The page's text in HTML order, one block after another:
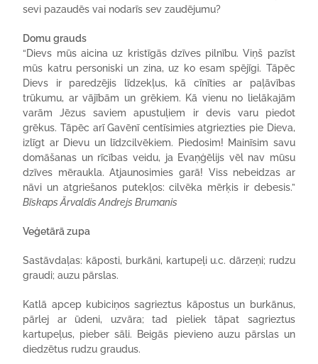
sevi pazaudēs vai nodarīs sev zaudējumu?
Domu grauds
“Dievs mūs aicina uz kristīgās dzīves pilnību. Viņš pazīst
mūs katru personiski un zina, uz ko esam spējīgi. Tāpēc
Dievs ir paredzējis līdzekļus, kā cīnīties ar paļāvības
trūkumu, ar vājībām un grēkiem. Kā vienu no lielākajām
varām Jēzus saviem apustuļiem ir devis varu piedot
grēkus. Tāpēc arī Gavēnī centīsimies atgriezties pie Dieva,
izlīgt ar Dievu un līdzcilvēkiem. Piedosim! Mainīsim savu
domāšanas un rīcības veidu, ja Evaņģēlijs vēl nav mūsu
dzīves mēraukla. Atjaunosimies garā! Viss nebeidzas ar
nāvi un atgriešanos putekļos: cilvēka mērķis ir debesis.”
Bīskaps Ārvaldis Andrejs Brumanis
Veģetārā zupa
Sastāvdaļas: kāposti, burkāni, kartupeļi u.c. dārzeņi; rudzu
graudi; auzu pārslas.
Katlā apcep kubiciņos sagrieztus kāpostus un burkānus,
pārlej ar ūdeni, uzvāra; tad pieliek tāpat sagrieztus
kartupeļus, pieber sāli. Beigās pievieno auzu pārslas un
diedzētus rudzu graudus.